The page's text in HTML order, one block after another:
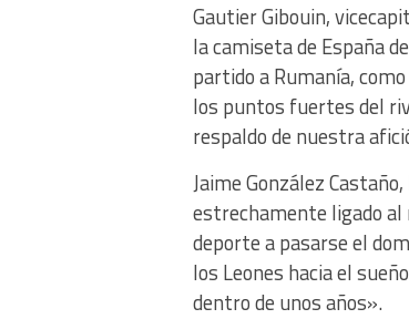
Gautier Gibouin,
la camiseta de España
partido a Rumanía,
los puntos fuertes del
respaldo de nuestra
Jaime González
estrechamente ligado al
deporte a pasarse el
los Leones hacia el
dentro de unos años».